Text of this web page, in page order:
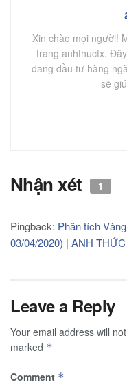
Xin chào mọi người!
trang anhthucfx.
đang đầu tư hàng
sẽ
Nhận xét 1
Pingback: Phân tích
03/04/2020) | ANH
Leave a Reply
Your email address will
marked *
Comment *